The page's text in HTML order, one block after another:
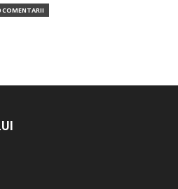
COMENTARII